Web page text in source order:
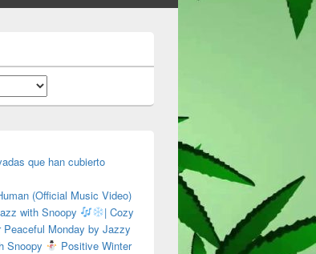
que han cubierto
(Official Music Video)
with Snoopy
| Cozy
Peaceful Monday by Jazzy
Snoopy
Positive Winter